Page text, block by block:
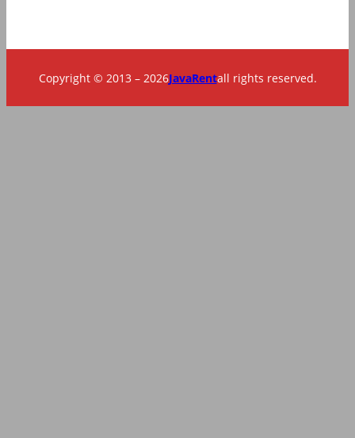
Copyright © 2013 – 2026JavaRentall rights reserved.